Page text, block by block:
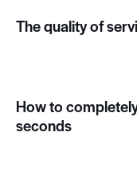
The quality of
How to
seconds